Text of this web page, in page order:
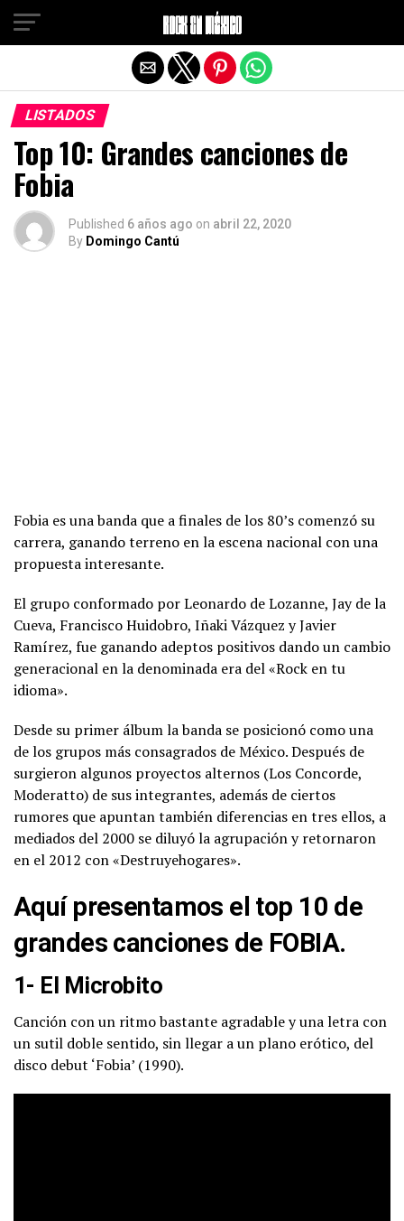
LISTADOS
Top 10: Grandes canciones de
Fobia
Published 6 años ago on abril 22, 2020
By Domingo Cantú
Fobia es una banda que a finales de los 80’s comenzó su
carrera, ganando terreno en la escena nacional con una
propuesta interesante.
El grupo conformado por Leonardo de Lozanne, Jay de la
Cueva, Francisco Huidobro, Iñaki Vázquez y Javier
Ramírez, fue ganando adeptos positivos dando un cambio
generacional en la denominada era del «Rock en tu
idioma».
Desde su primer álbum la banda se posicionó como una
de los grupos más consagrados de México. Después de
surgieron algunos proyectos alternos (Los Concorde,
Moderatto) de sus integrantes, además de ciertos
rumores que apuntan también diferencias en tres ellos, a
mediados del 2000 se diluyó la agrupación y retornaron
en el 2012 con «Destruyehogares».
Aquí presentamos el top 10 de
grandes canciones de FOBIA.
1- El Microbito
Canción con un ritmo bastante agradable y una letra con
un sutil doble sentido, sin llegar a un plano erótico, del
disco debut ‘Fobia’ (1990).
Salir de la versión móvil